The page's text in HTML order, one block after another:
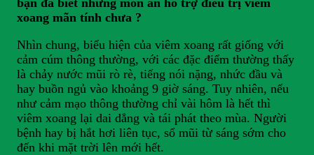
xoang mãn tính chưa ?
Nhìn chung, biểu hiện của viêm xoang rất giống với
cảm cúm thông thường, với các đặc điểm thường thấy
là chảy nước mũi rò rè, tiếng nói nặng, nhức đầu và
hay buồn ngủ vào khoảng 9 giờ sáng. Tuy nhiên, nếu
như cảm mạo thông thường chỉ vài hôm là hết thì
viêm xoang lại dai dẳng và tái phát theo mùa. Người
bệnh hay bị hắt hơi liên tục, sổ mũi từ sáng sớm cho
đến khi mặt trời lên mới hết.